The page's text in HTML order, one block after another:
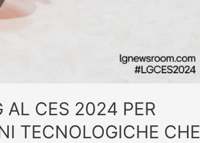
AL CES 2024 PER
TECNOLOGICHE CHE